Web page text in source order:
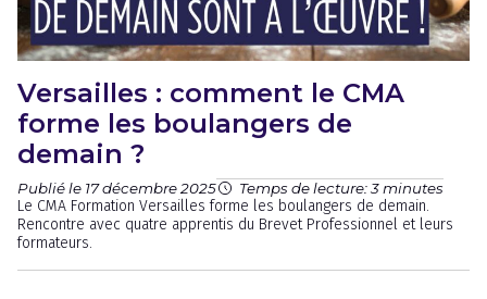
Versailles : comment le CMA
forme les boulangers de
demain ?
Publié le 17 décembre 2025 Temps de lecture: 3 minutes
Le CMA Formation Versailles forme les boulangers de demain.
Rencontre avec quatre apprentis du Brevet Professionnel et leurs
formateurs.